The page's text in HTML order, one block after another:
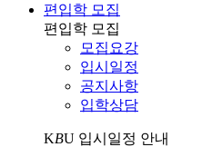
편입학 모집
편입학 모집
모집요강
입시일정
공지사항
입학상담
KBU 입시일정 안내